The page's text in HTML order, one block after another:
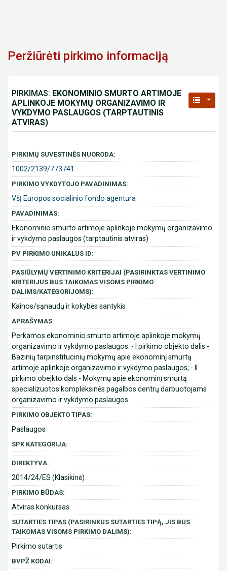
Peržiūrėti pirkimo informaciją
PIRKIMAS: EKONOMINIO SMURTO ARTIMOJE
APLINKOJE MOKYMŲ ORGANIZAVIMO IR
VYKDYMO PASLAUGOS (TARPTAUTINIS
ATVIRAS)
PIRKIMŲ SUVESTINĖS NUORODA:
1002/2139/773741
PIRKIMO VYKDYTOJO PAVADINIMAS:
VšĮ Europos socialinio fondo agentūra
PAVADINIMAS:
Ekonominio smurto artimoje aplinkoje mokymų organizavimo
ir vykdymo paslaugos (tarptautinis atviras)
PV PIRKIMO UNIKALUS ID:
PASIŪLYMŲ VERTINIMO KRITERIJAI (PASIRINKTAS VERTINIMO
KRITERIJUS BUS TAIKOMAS VISOMS PIRKIMO
DALIMS/KATEGORIJOMS):
Kainos/sąnaudų ir kokybės santykis
APRAŠYMAS:
Perkamos ekonominio smurto artimoje aplinkoje mokymų
organizavimo ir vykdymo paslaugos: - I pirkimo objekto dalis -
Bazinių tarpinstitucinių mokymų apie ekonominį smurtą
artimoje aplinkoje organizavimo ir vykdymo paslaugos; - II
pirkimo obejkto dals - Mokymų apie ekonominį smurtą
specializuotos kompleksinės pagalbos centrų darbuotojams
organizavimo ir vykdymo paslaugos.
PIRKIMO OBJEKTO TIPAS:
Paslaugos
SPK KATEGORIJA:
DIREKTYVA:
2014/24/ES (Klasikinė)
PIRKIMO BŪDAS:
Atviras konkursas
SUTARTIES TIPAS (PASIRINKUS SUTARTIES TIPĄ, JIS BUS
TAIKOMAS VISOMS PIRKIMO DALIMS):
Pirkimo sutartis
BVPŽ KODAI: